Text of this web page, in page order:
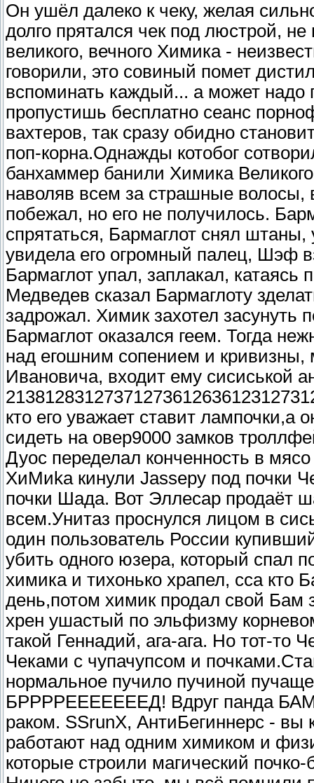
Он ушёл далеко к чеку, желая
долго прятался чек под люстрой,
великого, вечного Химика -
говорили, это совиный помет
вспоминать каждый... а может надо
пропустишь бесплатно сеанс
вахтеров, так сразу обидно
поп-корна.Однажды котобог
банхаммер банили Химика
наволяв всем за страшные волосы,
побежал, но его не получилось.
спрятаться, Бармаглот снял
увидела его огромный палец, Шэф
Бармаглот упал, заплакал,
Медведев сказал Бармаглоту
задрожал. Химик захотел
Бармаглот оказался геем. Тогда
над егошним сопением и кривизны,
Ивановича, входит ему сисиськой
кто его уважает ставит лампочки,а
сидеть на овер9000 замков
Дуос переделал конченность в
ХиМиkа кинули Jassеру под почки
почки Шада. Вот Эллесар продаёт
всем.Унитаз проснулся лицом в
один пользователь России
убить одного юзера, который спал
химика и тихонько храпел, сса кто
день,потом химик продал свой Бам
хрен ушастый по эльфизму
такой Геннадий, ага-ага. Но тот-то
Чеками с чупачупсом и
нормальное пучило пучиной
БРРРРЕЕЕЕЕЕЕД! Вдруг панда
раком. SSrunX, АнтиБегиннерс -
работают над одним химиком и
которые строили магический